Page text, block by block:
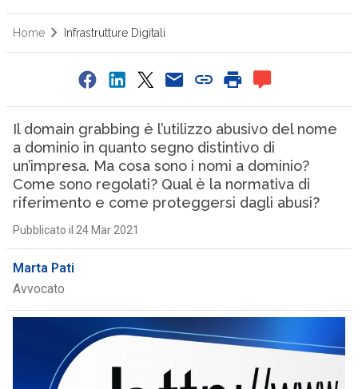
Home Infrastrutture Digitali
Il domain grabbing è l’utilizzo abusivo del nome
a dominio in quanto segno distintivo di
un’impresa. Ma cosa sono i nomi a dominio?
Come sono regolati? Qual è la normativa di
riferimento e come proteggersi dagli abusi?
Pubblicato il 24 Mar 2021
Marta Pati
Avvocato